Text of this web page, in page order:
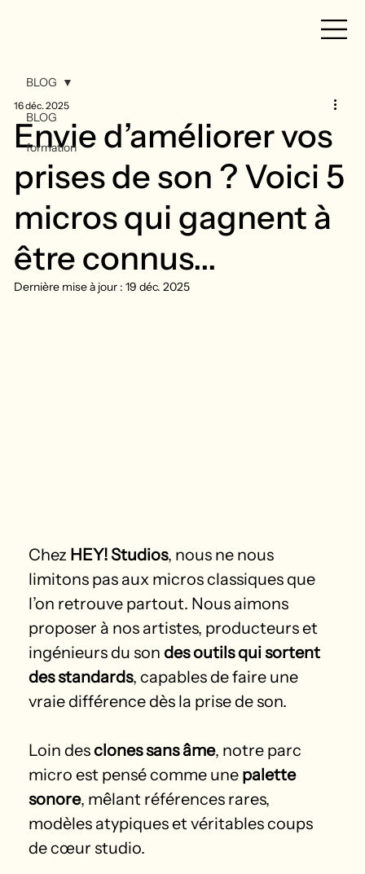
BLOG
formation
BLOG
Envie d’améliorer vos
prises de son ? Voici 5
micros qui gagnent à
être connus...
16 déc. 2025
Dernière mise à jour :19 déc. 2025
Chez HEY! Studios, nous ne nous
limitons pas aux micros classiques que
l’on retrouve partout. Nous aimons
proposer à nos artistes, producteurs et
ingénieurs du son des outils qui sortent
des standards, capables de faire une
vraie différence dès la prise de son.
Loin des clones sans âme, notre parc
micro est pensé comme une palette
sonore, mêlant références rares,
modèles atypiques et véritables coups
de cœur studio.